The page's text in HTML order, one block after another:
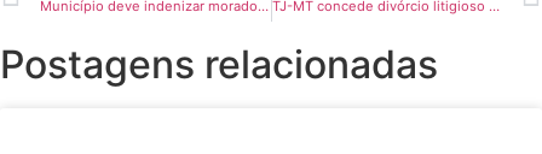
Município deve indenizar moradores que tiveram casa inundada em enchentes TJ-MT concede divórcio litigioso em apenas 56 horas de tramitação
Postagens relacionadas